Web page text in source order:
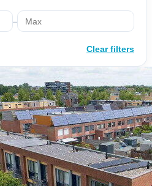
–
Clear filters